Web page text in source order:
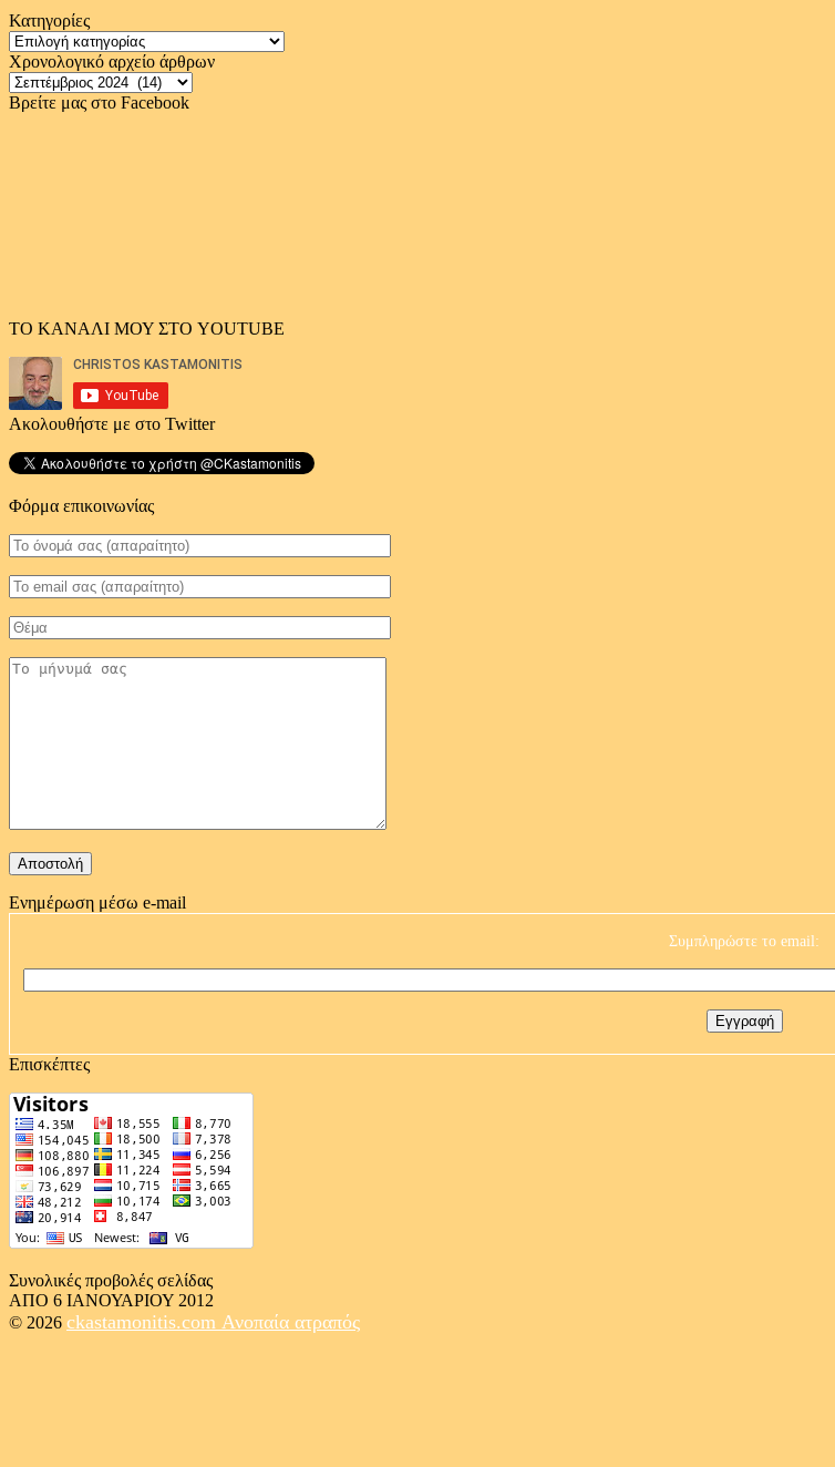
Κατηγορίες
Κατηγορίες
Χρονολογικό αρχείο άρθρων
Χρονολογικό
αρχείο
Βρείτε μας στο Facebook
ΤΟ ΚΑΝΑΛΙ ΜΟΥ ΣΤΟ YOUTUBE
Ακολουθήστε με στο Twitter
Φόρμα επικοινωνίας
Ενημέρωση μέσω e-mail
Συμπληρώστε το email:
Επισκέπτες
Συνολικές προβολές σελίδας
ΑΠΟ 6 ΙΑΝΟΥΑΡΙΟΥ 2012
© 2026 ckastamonitis.com Ανοπαία ατραπός